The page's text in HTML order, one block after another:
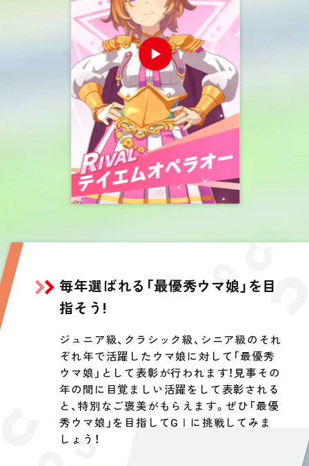
毎年選ばれる「最優秀ウマ娘」を目
指そう!
ジュニア級、クラシック級、シニア級のそれ
ぞれ年で活躍したウマ娘に対して「最優秀
ウマ娘」として表彰が行われます！見事その
年の間に目覚ましい活躍をして表彰される
と、特別なご褒美がもらえます。ぜひ「最優
秀ウマ娘」を目指してGⅠに挑戦してみま
しょう！